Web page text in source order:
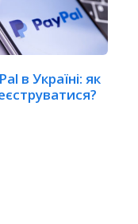
в Україні: як